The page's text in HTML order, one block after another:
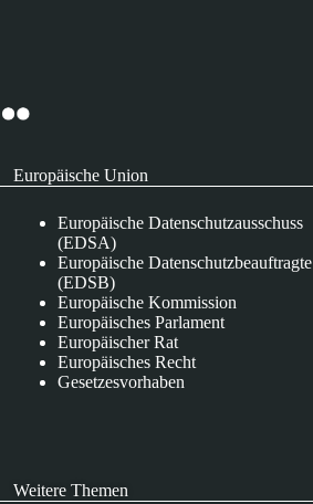
Europäische Union
Europäische Datenschutzausschuss
(EDSA)
Europäische Datenschutzbeauftragte
(EDSB)
Europäische Kommission
Europäisches Parlament
Europäischer Rat
Europäisches Recht
Gesetzesvorhaben
Weitere Themen